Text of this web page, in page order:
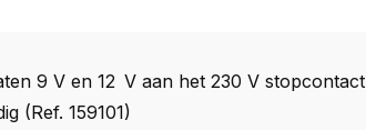
9 V en 12 V aan het 230 V stopcontact
(Ref. 159101)